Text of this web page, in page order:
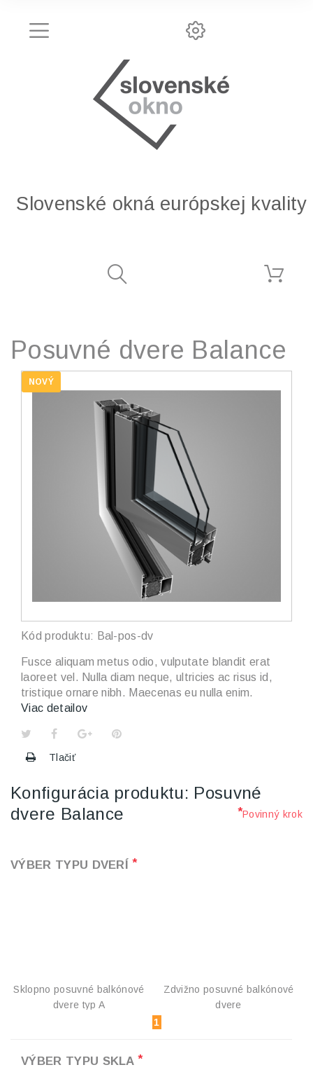
Slovenské okná európskej kvality
Posuvné dvere Balance
NOVÝ
Kód produktu: Bal-pos-dv
Fusce aliquam metus odio, vulputate blandit erat
laoreet vel. Nulla diam neque, ultricies ac risus id,
tristique ornare nibh. Maecenas eu nulla enim.
Viac detailov
Tlačiť
Konfigurácia produktu: Posuvné
dvere Balance
*Povinný krok
VÝBER TYPU DVERÍ*
Sklopno posuvné balkónové
dvere typ A
Zdvižno posuvné balkónové
dvere
1
VÝBER TYPU SKLA*